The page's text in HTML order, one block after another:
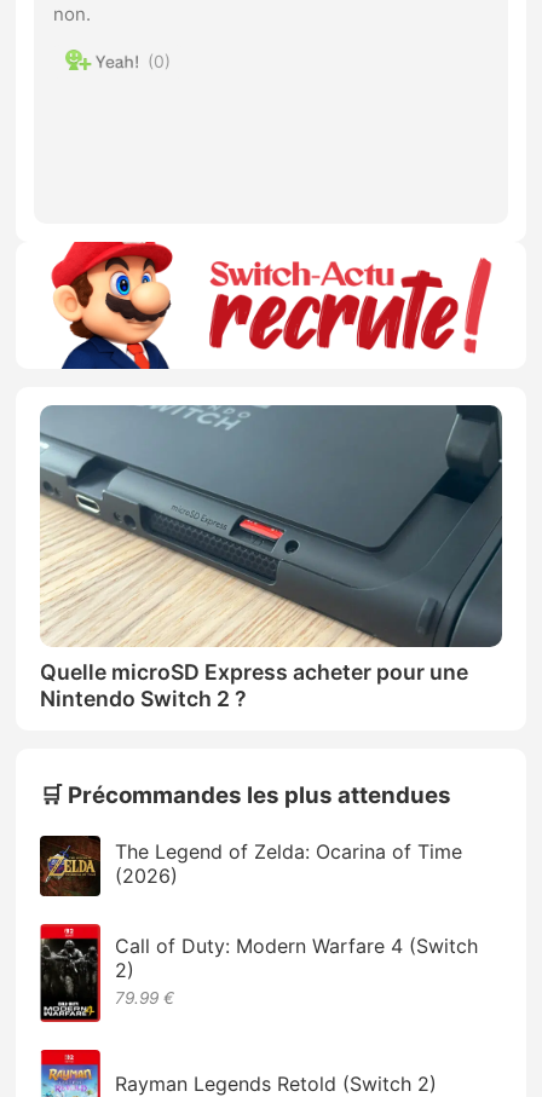
non.
0
Quelle microSD Express acheter pour une
Nintendo Switch 2 ?
🛒 Précommandes les plus attendues
The Legend of Zelda: Ocarina of Time
(2026)
Call of Duty: Modern Warfare 4 (Switch
2)
79.99 €
Rayman Legends Retold (Switch 2)